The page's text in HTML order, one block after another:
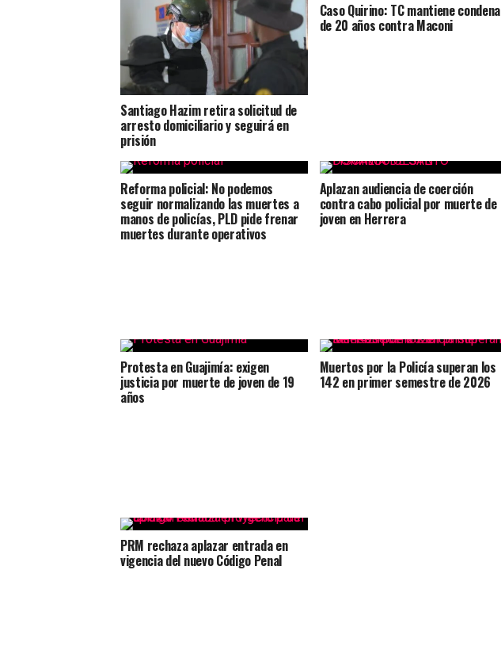
Santiago Hazim retira solicitud de
arresto domiciliario y seguirá en
prisión
Caso Quirino: TC mantiene condena
de 20 años contra Maconi
Reforma policial: No podemos
seguir normalizando las muertes a
manos de policías, PLD pide frenar
muertes durante operativos
Aplazan audiencia de coerción
contra cabo policial por muerte de
joven en Herrera
Protesta en Guajimía: exigen
justicia por muerte de joven de 19
años
Muertos por la Policía superan los
142 en primer semestre de 2026
PRM rechaza aplazar entrada en
vigencia del nuevo Código Penal